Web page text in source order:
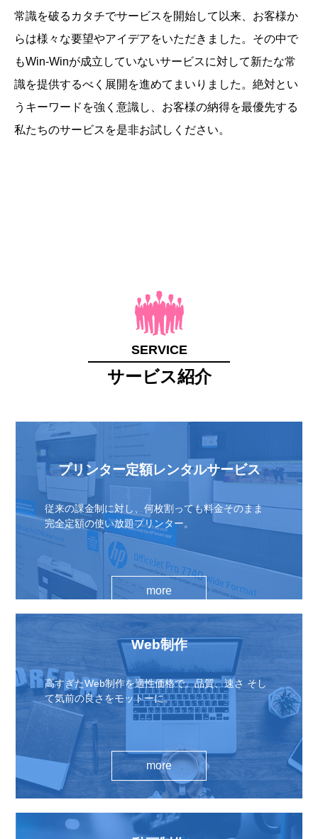
常識を破るカタチでサービスを開始して以来、お客様か
らは様々な要望やアイデアをいただきました。その中で
もWin-Winが成立していないサービスに対して新たな常
識を提供するべく展開を進めてまいりました。絶対とい
うキーワードを強く意識し、お客様の納得を最優先する
私たちのサービスを是非お試しください。
SERVICE
サービス紹介
プリンター定額レンタルサービス
従来の課金制に対し、何枚割っても料金そのまま
完全定額の使い放題プリンター。
more
Web制作
高すぎたWeb制作を適性価格で。品質、速さ そし
て気前の良さをモットーに。
more